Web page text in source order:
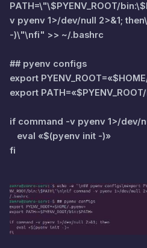
PATH=\"\$PYENV_ROOT/
v pyenv 1>/dev/null 2>&1;
-)\"\nfi" >> ~/.bashrc
## pyenv configs
export
export
if command -v pyenv 1>/dev/
eval «$(pyenv init -)»
fi